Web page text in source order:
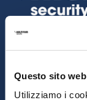
Questo sito
Utilizziamo i